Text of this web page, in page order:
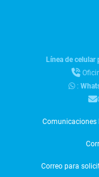
Línea de
:
Comunicaciones
Correo para